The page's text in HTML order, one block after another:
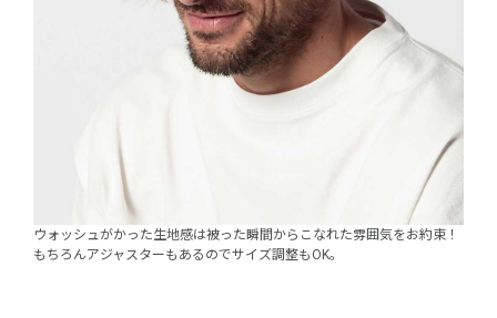
ウォッシュがかった生地感は被った瞬間からこなれた雰囲気をお約束！
もちろんアジャスターもあるのでサイズ調整もOK。